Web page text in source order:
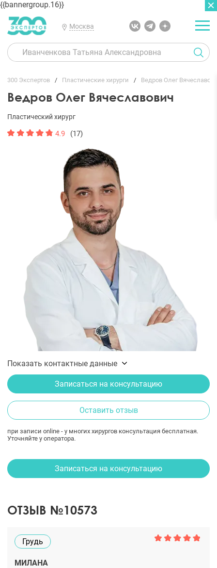
{{bannergroup.16}}
Москва
300 Экспертов Пластические хирурги Ведров Олег
Ведров Олег Вячеславович
Пластический хирург
4.9 (17)
Показать контактные данные
Записаться на консультацию
Оставить отзыв
при записи online - у многих хирургов консультация бесплатная.
Уточняйте у оператора.
ГЛАВНАЯ ОТЗЫВЫ
Записаться на консультацию
ОТЗЫВ №10573
Грудь
МИЛАНА